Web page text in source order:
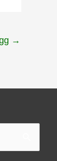
→